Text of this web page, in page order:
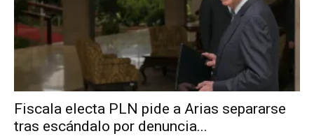
Fiscala electa PLN pide a Arias separarse
tras escándalo por denuncia...